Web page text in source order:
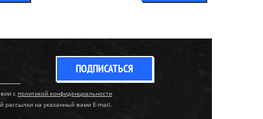
ПОДПИСАТЬСЯ
с политикой конфиденциальности
рассылки на указанный вами E-mail.